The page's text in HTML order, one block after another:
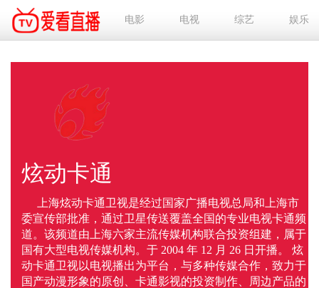
电影 电视 综艺 娱乐
炫动卡通
上海炫动卡通卫视是经过国家广播电视总局和上海市
委宣传部批准，通过卫星传送覆盖全国的专业电视卡通频
道。该频道由上海六家主流传媒机构联合投资组建，属于
国有大型电视传媒机构。于 2004 年 12 月 26 日开播。 炫
动卡通卫视以电视播出为平台，与多种传媒合作，致力于
国产动漫形象的原创、卡通影视的投资制作、周边产品的